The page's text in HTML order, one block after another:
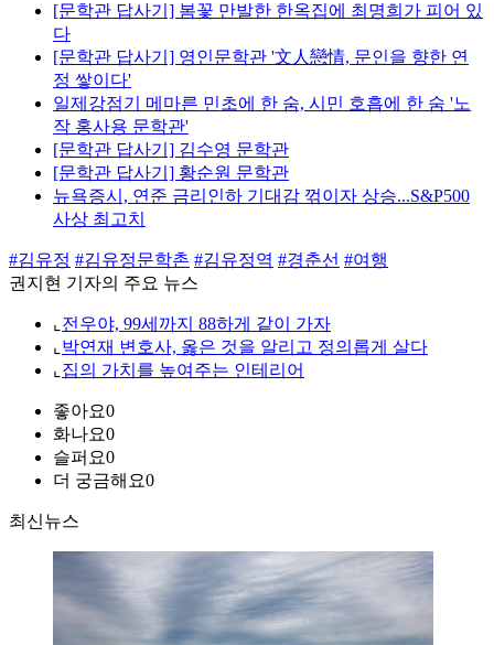
[문학관 답사기] 봄꽃 만발한 한옥집에 최명희가 피어 있
다
[문학관 답사기] 영인문학관 '文人戀情, 문인을 향한 연
정 쌓이다'
일제강점기 메마른 민초에 한 숨, 시민 호흡에 한 숨 '노
작 홍사용 문학관'
[문학관 답사기] 김수영 문학관
[문학관 답사기] 황순원 문학관
뉴욕증시, 연준 금리인하 기대감 꺾이자 상승...S&P500
사상 최고치
#김유정 #김유정문학촌 #김유정역 #경춘선 #여행
권지현 기자의 주요 뉴스
⌞ 전우야, 99세까지 88하게 같이 가자
⌞ 박연재 변호사, 옳은 것을 알리고 정의롭게 살다
⌞ 집의 가치를 높여주는 인테리어
좋아요0
화나요0
슬퍼요0
더 궁금해요0
최신뉴스